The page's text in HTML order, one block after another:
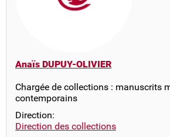
Anaïs DUPUY-OLIVIER
Chargée de collections : manuscrits
contemporains
Direction:
Direction des collections